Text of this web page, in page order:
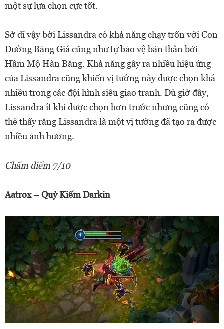
một sự lựa chọn cực tốt.
Sở dĩ vậy bởi Lissandra có khả năng chạy trốn với Con
Đường Băng Giá cũng như tự bảo vệ bản thân bởi
Hầm Mộ Hàn Băng. Khả năng gây ra nhiều hiệu ứng
của Lissandra cũng khiến vị tướng này được chọn khá
nhiều trong các đội hình siêu giao tranh. Dù giờ đây,
Lissandra ít khi được chọn hơn trước nhưng cũng có
thể thấy rằng Lissandra là một vị tướng đã tạo ra được
nhiều ảnh hưởng.
Chấm điểm 7/10
Aatrox – Quỷ Kiếm Darkin